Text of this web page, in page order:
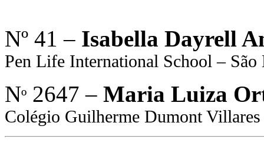
Nº 41 – Isabella Dayrell
Pen Life International School – São
Nº 2647 – Maria Luiza
Colégio Guilherme Dumont Villares